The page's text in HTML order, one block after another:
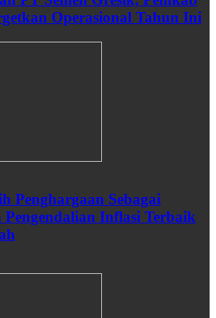
Operasional Tahun Ini
Penghargaan Sebagai
Pengendalian Inflasi Terbaik